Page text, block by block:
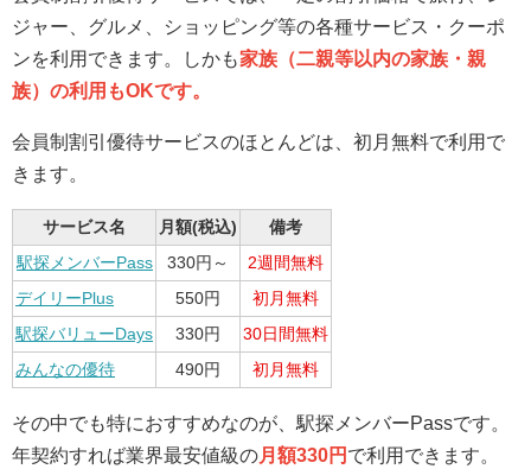
ジャー、グルメ、ショッピング等の各種サービス・クーポ
ンを利用できます。しかも家族（二親等以内の家族・親
族）の利用もOKです。
会員制割引優待サービスのほとんどは、初月無料で利用で
きます。
サービス名 月額(税込)
備考
駅探メンバーPass
330円～
2週間無料
デイリーPlus
550円
初月無料
駅探バリューDays
330円
30日間無料
みんなの優待
490円 初月無料
その中でも特におすすめなのが、駅探メンバーPassです。
年契約すれば業界最安値級の月額330円 で利用できます。